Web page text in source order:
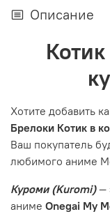
Описание
Хотите добавить
Брелоки Котик в
Ваш покупатель
любимого аниме
Куроми (Kuromi) —
аниме Onegai My